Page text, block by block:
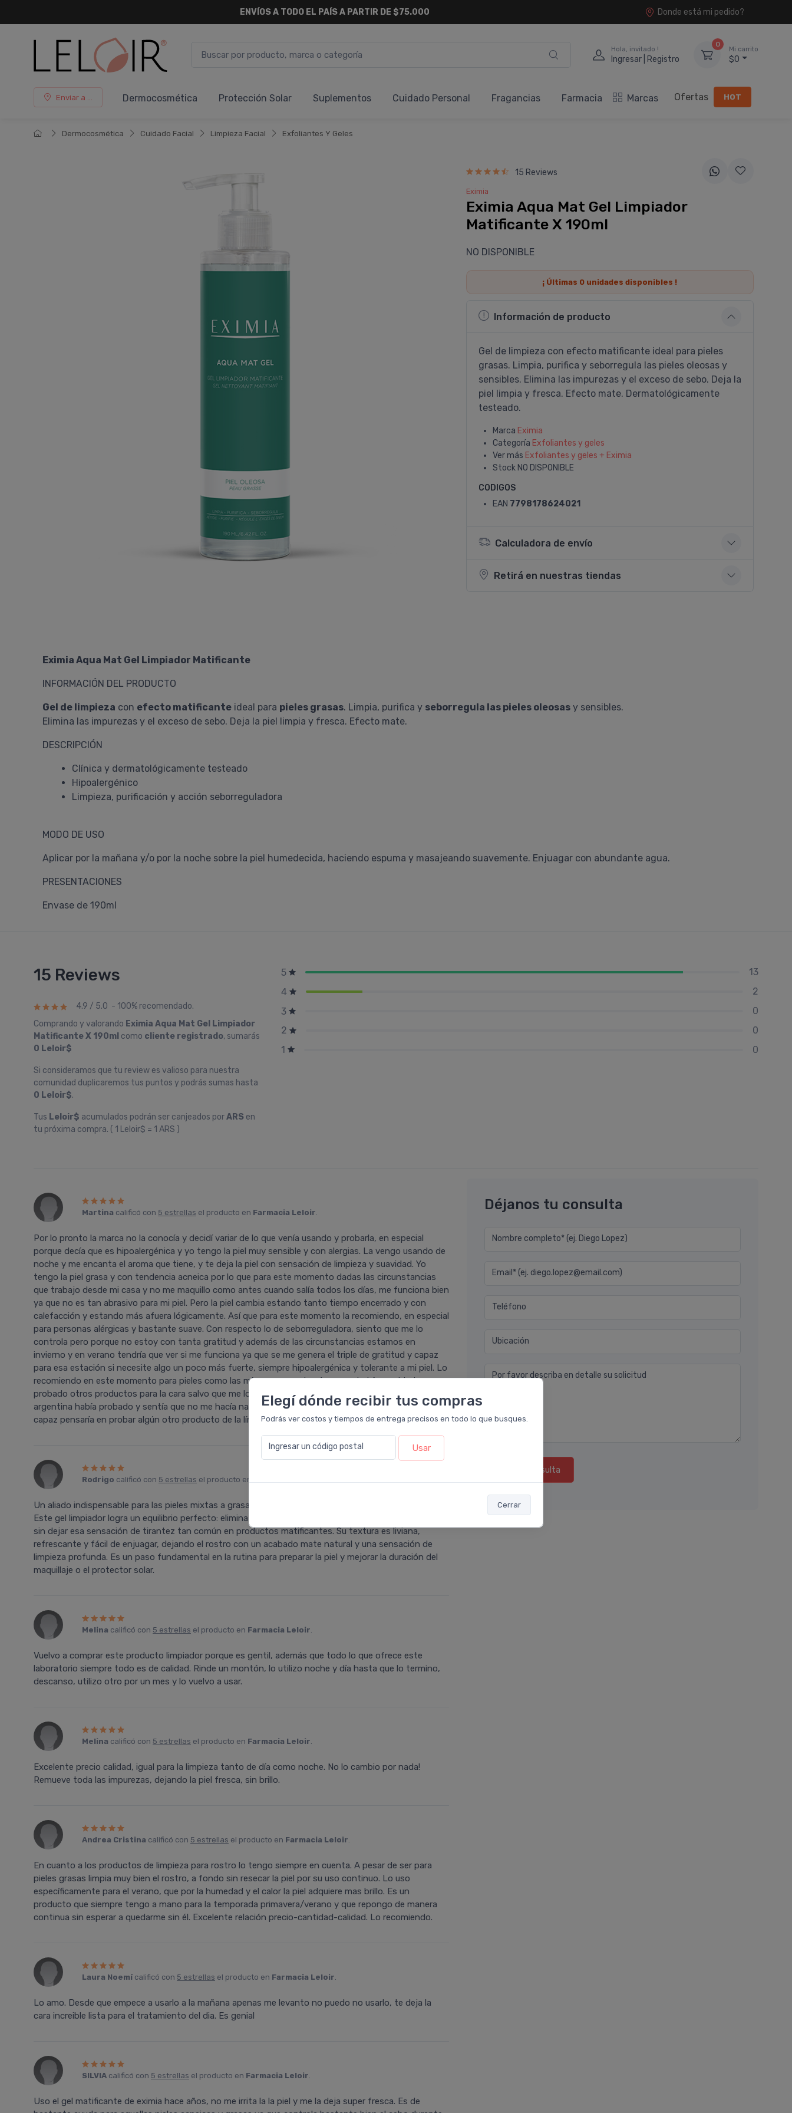
Elegí dónde recibir tus compras
Podrás ver costos y tiempos de entrega precisos en todo lo que busques.
Ingresar un código postal Usar
Cerrar
ENVÍOS A TODO EL PAÍS A PARTIR DE $75.000 Donde está mi pedido?
Hola, invitado !
Ingresar | Registro
0
Mi carrito
$0
Enviar a ... Dermocosmética Protección Solar Suplementos Cuidado Personal Fragancias Farmacia Marcas Ofertas HOT
Dermocosmética Cuidado Facial Limpieza Facial Exfoliantes Y Geles
15 Reviews
Eximia
Eximia Aqua Mat Gel Limpiador
Matificante X 190ml
NO DISPONIBLE
¡ Últimas 0 unidades disponibles !
Información de producto
Gel de limpieza con efecto matificante ideal para pieles
grasas. Limpia, purifica y seborregula las pieles oleosas y
sensibles. Elimina las impurezas y el exceso de sebo. Deja la
piel limpia y fresca. Efecto mate. Dermatológicamente
testeado.
Marca Eximia
Categoría Exfoliantes y geles
Ver más Exfoliantes y geles + Eximia
Stock NO DISPONIBLE
CODIGOS
EAN 7798178624021
Calculadora de envío
Retirá en nuestras tiendas
Eximia Aqua Mat Gel Limpiador Matificante
INFORMACIÓN DEL PRODUCTO
Gel de limpieza con efecto matificante ideal para pieles grasas. Limpia, purifica y seborregula las pieles oleosas y sensibles.
Elimina las impurezas y el exceso de sebo. Deja la piel limpia y fresca. Efecto mate.
DESCRIPCIÓN
Clínica y dermatológicamente testeado
Hipoalergénico
Limpieza, purificación y acción seborreguladora
MODO DE USO
Aplicar por la mañana y/o por la noche sobre la piel humedecida, haciendo espuma y masajeando suavemente. Enjuagar con abundante agua.
PRESENTACIONES
Envase de 190ml
15 Reviews
4.9 / 5.0 - 100% recomendado.
Comprando y valorando Eximia Aqua Mat Gel Limpiador
Matificante X 190ml como cliente registrado, sumarás
0 Leloir$
Si consideramos que tu review es valioso para nuestra
comunidad duplicaremos tus puntos y podrás sumas hasta
0 Leloir$.
Tus Leloir$ acumulados podrán ser canjeados porARS en
tu próxima compra. ( 1 Leloir$ = 1 ARS )
5
13
4
2
3
0
2
0
1
0
Martina calificó con 5 estrellas el producto en Farmacia Leloir.
Por lo pronto la marca no la conocí­a y decidí­ variar de lo que vení­a usando y probarla, en especial
porque decí­a que es hipoalergénica y yo tengo la piel muy sensible y con alergias. La vengo usando de
noche y me encanta el aroma que tiene, y te deja la piel con sensación de limpieza y suavidad. Yo
tengo la piel grasa y con tendencia acneica por lo que para este momento dadas las circunstancias
que trabajo desde mi casa y no me maquillo como antes cuando salí­a todos los dí­as, me funciona bien
ya que no es tan abrasivo para mi piel. Pero la piel cambia estando tanto tiempo encerrado y con
calefacción y estando más afuera lógicamente. Así­ que para este momento la recomiendo, en especial
para personas alérgicas y bastante suave. Con respecto lo de seborreguladora, siento que me lo
controla pero porque no estoy con tanta gratitud y además de las circunstancias estamos en
invierno y en verano tendrí­a que ver si me funciona ya que se me genera el triple de gratitud y capaz
para esa estación si necesite algo un poco más fuerte, siempre hipoalergénica y tolerante a mi piel. Lo
recomiendo en este momento para pieles como las mí­as, ya que además nunca habí­a cambiado o
probado otros productos para la cara salvo que me lo indicase la dermatologa. Solo uno de industria
argentina habí­a probado y sentí­a que no me hací­a nada. Este es el segundo que pruebo de acá y
capaz pensarí­a en probar algún otro producto de la lí­nea que me sirva para mi tipo de piel claro.
Rodrigo calificó con 5 estrellas el producto en
Un aliado indispensable para las pieles mixtas a grasas que buscan controlar el brillo a lo largo del día.
Este gel limpiador logra un equilibrio perfecto: elimina el exceso de sebo y las impurezas ambientales
sin dejar esa sensación de tirantez tan común en productos matificantes. Su textura es liviana,
refrescante y fácil de enjuagar, dejando el rostro con un acabado mate natural y una sensación de
limpieza profunda. Es un paso fundamental en la rutina para preparar la piel y mejorar la duración del
maquillaje o el protector solar.
Melina calificó con 5 estrellas el producto en Farmacia Leloir.
Vuelvo a comprar este producto limpiador porque es gentil, además que todo lo que ofrece este
laboratorio siempre todo es de calidad. Rinde un montón, lo utilizo noche y día hasta que lo termino,
descanso, utilizo otro por un mes y lo vuelvo a usar.
Melina calificó con 5 estrellas el producto en Farmacia Leloir.
Excelente precio calidad, igual para la limpieza tanto de día como noche. No lo cambio por nada!
Remueve toda las impurezas, dejando la piel fresca, sin brillo.
Andrea Cristina calificó con 5 estrellas el producto en Farmacia Leloir.
En cuanto a los productos de limpieza para rostro lo tengo siempre en cuenta. A pesar de ser para
pieles grasas limpia muy bien el rostro, a fondo sin resecar la piel por su uso continuo. Lo uso
específicamente para el verano, que por la humedad y el calor la piel adquiere mas brillo. Es un
producto que siempre tengo a mano para la temporada primavera/verano y que repongo de manera
continua sin esperar a quedarme sin él. Excelente relación precio-cantidad-calidad. Lo recomiendo.
Laura Noemícalificó con 5 estrellas el producto en Farmacia Leloir.
Lo amo. Desde que empece a usarlo a la mañana apenas me levanto no puedo no usarlo, te deja la
cara increible lista para el tratamiento del dia. Es genial
SILVIA calificó con 5 estrellas el producto en Farmacia Leloir.
Uso el gel matificante de eximia hace años, no me irrita la la piel y me la deja super fresca. Es de
Déjanos tu consulta
Nombre completo* (ej. Diego Lopez)
Email* (ej. diego.lopez@email.com)
Teléfono
Ubicación
Por favor describa en detalle su solicitud
Enviar consulta